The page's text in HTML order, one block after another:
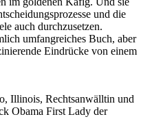
und die
auch durchzusetzen.
umfangreiches Buch, aber
Eindrücke von einem
Illinois, Rechtsanwälltin und
Obama First Lady der